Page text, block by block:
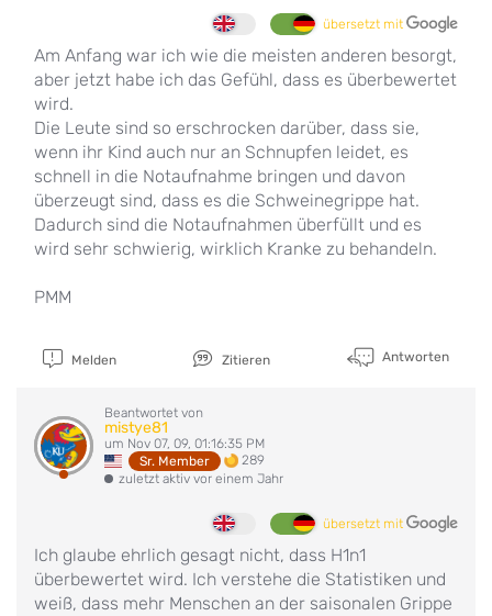
übersetzt mit
Am Anfang war ich wie die meisten anderen besorgt,
aber jetzt habe ich das Gefühl, dass es überbewertet
wird.
Die Leute sind so erschrocken darüber, dass sie,
wenn ihr Kind auch nur an Schnupfen leidet, es
schnell in die Notaufnahme bringen und davon
überzeugt sind, dass es die Schweinegrippe hat.
Dadurch sind die Notaufnahmen überfüllt und es
wird sehr schwierig, wirklich Kranke zu behandeln.
PMM
Melden Zitieren Antworten
Beantwortet von
mistye81
um Nov 07, 09, 01:16:35 PM
Sr. Member
289
zuletzt aktiv vor einem Jahr
übersetzt mit
Ich glaube ehrlich gesagt nicht, dass H1n1
überbewertet wird. Ich verstehe die Statistiken und
weiß, dass mehr Menschen an der saisonalen Grippe